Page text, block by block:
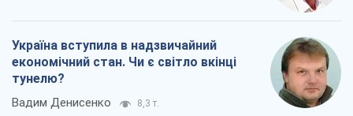
Україна вступила в надзвичайний
економічний стан. Чи є світло вкінці
тунелю?
Вадим Денисенко 8,3 т.